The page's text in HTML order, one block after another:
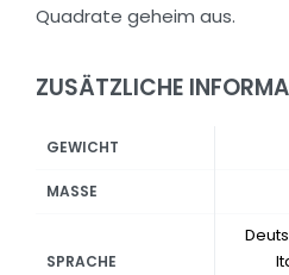
Quadrate geheim aus.
ZUSÄTZLICHE
GEWICHT
MASSE
SPRACHE